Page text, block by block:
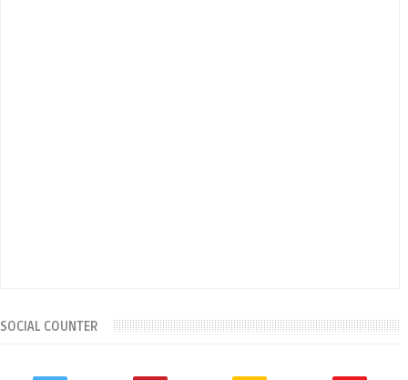
SOCIAL COUNTER